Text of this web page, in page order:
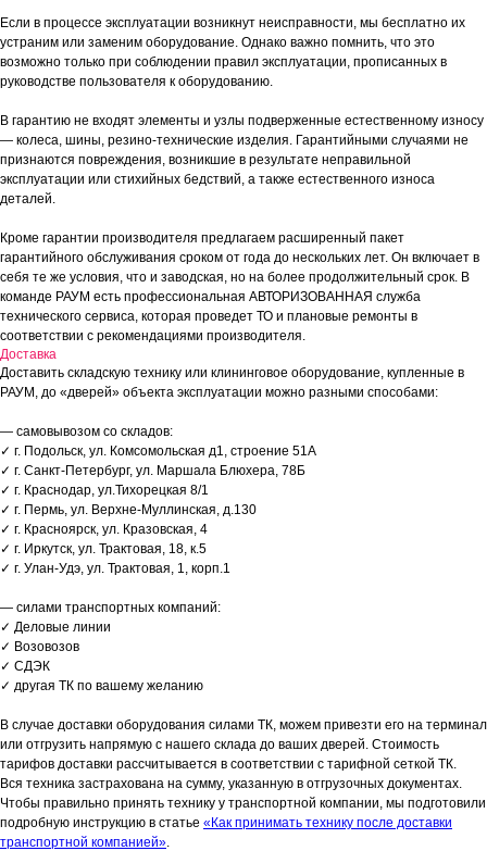
Если в процессе эксплуатации возникнут неисправности, мы бесплатно их
устраним или заменим оборудование. Однако важно помнить, что это
возможно только при соблюдении правил эксплуатации, прописанных в
руководстве пользователя к оборудованию.
В гарантию не входят элементы и узлы подверженные естественному износу
— колеса, шины, резино-технические изделия. Гарантийными случаями не
признаются повреждения, возникшие в результате неправильной
эксплуатации или стихийных бедствий, а также естественного износа
деталей.
Кроме гарантии производителя предлагаем расширенный пакет
гарантийного обслуживания сроком от года до нескольких лет. Он включает в
себя те же условия, что и заводская, но на более продолжительный срок. В
команде РАУМ есть профессиональная АВТОРИЗОВАННАЯ служба
технического сервиса, которая проведет ТО и плановые ремонты в
соответствии с рекомендациями производителя.
Доставка
Доставить складскую технику или клининговое оборудование, купленные в
РАУМ, до «дверей» объекта эксплуатации можно разными способами:
— самовывозом со складов:
✓ г. Подольск, ул. Комсомольская д1, строение 51А
✓ г. Санкт-Петербург, ул. Маршала Блюхера, 78Б
✓ г. Краснодар, ул.Тихорецкая 8/1
✓ г. Пермь, ул. Верхне-Муллинская, д.130
✓ г. Красноярск, ул. Кразовская, 4
✓ г. Иркутск, ул. Трактовая, 18, к.5
✓ г. Улан-Удэ, ул. Трактовая, 1, корп.1
— силами транспортных компаний:
✓ Деловые линии
✓ Возовозов
✓ СДЭК
✓ другая ТК по вашему желанию
В случае доставки оборудования силами ТК, можем привезти его на терминал
или отгрузить напрямую с нашего склада до ваших дверей. Стоимость
тарифов доставки рассчитывается в соответствии с тарифной сеткой ТК.
Вся техника застрахована на сумму, указанную в отгрузочных документах.
Чтобы правильно принять технику у транспортной компании, мы подготовили
подробную инструкцию в статье «Как принимать технику после доставки
транспортной компанией».